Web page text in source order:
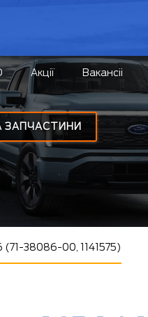
ЗАПЧАСТИНИ
Акції Вакансіі
(71-38086-00, 1141575)